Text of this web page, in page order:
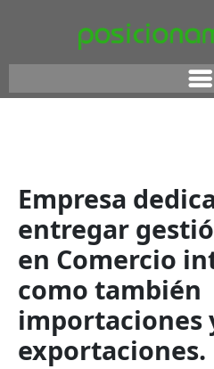
Empresa
entregar
en Comercio
como también
importaciones
exportaciones.